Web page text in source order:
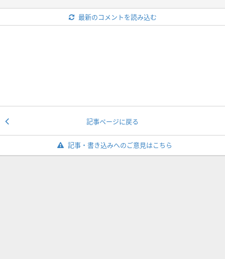
最新のコメントを読み込む
記事ページに戻る
記事・書き込みへのご意見はこちら